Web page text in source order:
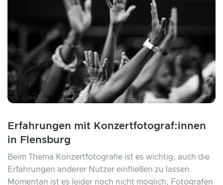
Erfahrungen mit Konzertfotograf:innen
in Flensburg
Beim Thema Konzertfotografie ist es wichtig, auch die
Erfahrungen anderer Nutzer einfließen zu lassen.
Momentan ist es leider noch nicht möglich, Fotografen